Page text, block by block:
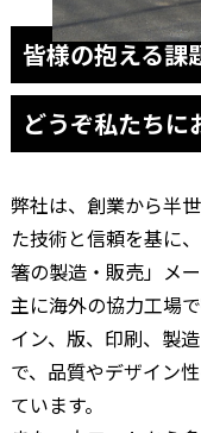
皆様の抱える課
どうぞ私たちに
弊社は、創業から半
た技術と信頼を基に
箸の製造・販売」メー
主に海外の協力工場
イン、版、印刷、製
で、品質やデザイン
ています。